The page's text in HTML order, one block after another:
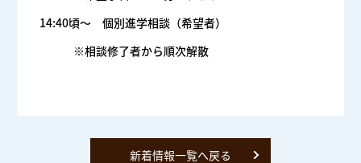
14:40頃～ 個別進学相談（希望者）
※相談修了者から順次解散
新着情報一覧へ戻る